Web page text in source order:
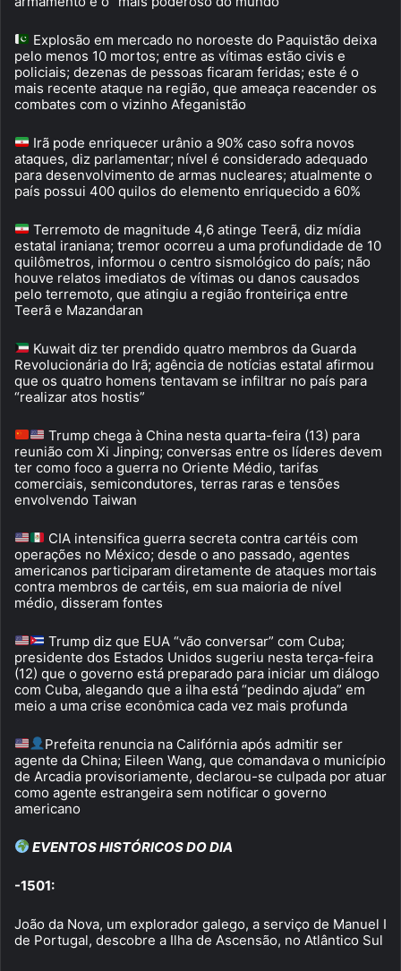
Explosão em mercado no noroeste do Paquistão deixa
pelo menos 10 mortos; entre as vítimas estão civis e
policiais; dezenas de pessoas ficaram feridas; este é o
mais recente ataque na região, que ameaça reacender os
combates com o vizinho Afeganistão
Irã pode enriquecer urânio a 90% caso sofra novos
ataques, diz parlamentar; nível é considerado adequado
para desenvolvimento de armas nucleares; atualmente o
país possui 400 quilos do elemento enriquecido a 60%
Terremoto de magnitude 4,6 atinge Teerã, diz mídia
estatal iraniana; tremor ocorreu a uma profundidade de 10
quilômetros, informou o centro sismológico do país; não
houve relatos imediatos de vítimas ou danos causados
pelo terremoto, que atingiu a região fronteiriça entre
Teerã e Mazandaran
Kuwait diz ter prendido quatro membros da Guarda
Revolucionária do Irã; agência de notícias estatal afirmou
que os quatro homens tentavam se infiltrar no país para
“realizar atos hostis”
Trump chega à China nesta quarta-feira (13) para
reunião com Xi Jinping; conversas entre os líderes devem
ter como foco a guerra no Oriente Médio, tarifas
comerciais, semicondutores, terras raras e tensões
envolvendo Taiwan
CIA intensifica guerra secreta contra cartéis com
operações no México; desde o ano passado, agentes
americanos participaram diretamente de ataques mortais
contra membros de cartéis, em sua maioria de nível
médio, disseram fontes
Trump diz que EUA “vão conversar” com Cuba;
presidente dos Estados Unidos sugeriu nesta terça-feira
(12) que o governo está preparado para iniciar um diálogo
com Cuba, alegando que a ilha está “pedindo ajuda” em
meio a uma crise econômica cada vez mais profunda
Prefeita renuncia na Califórnia após admitir ser
agente da China; Eileen Wang, que comandava o município
de Arcadia provisoriamente, declarou-se culpada por atuar
como agente estrangeira sem notificar o governo
americano
EVENTOS HISTÓRICOS DO DIA
-1501:
João da Nova, um explorador galego, a serviço de Manuel I
de Portugal, descobre a Ilha de Ascensão, no Atlântico Sul